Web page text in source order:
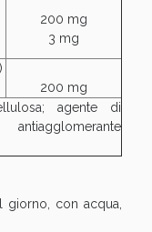
200 mg
3 mg
200 mg
agente di
giorno, con acqua,
oggi!